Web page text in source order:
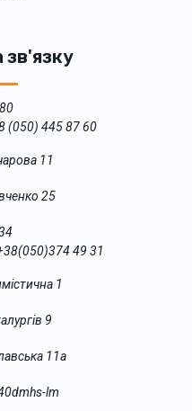
зв'язку
(050) 445 87 60
11
25
49 31
1
9
11а
lm